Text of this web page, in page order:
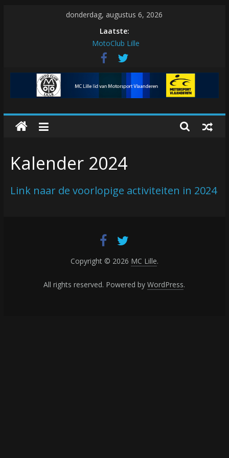
donderdag, augustus 6, 2026
Laatste:
Vergunning voor één wedstrijd bij
MotoClub Lille
Vergunning voor één wedstrijd bij
MotoClub Lille
Geluid
Regionale vergunning 2026
MC
Lille
Kalender 2024
Link naar de voorlopige activiteiten in 2024
Copyright © 2026 MC Lille.
All rights reserved. Powered byWordPress.